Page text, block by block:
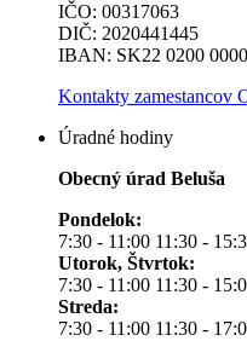
IČO: 00317063
DIČ: 2020441445
IBAN: SK22 0200
Kontakty zamestancov
Úradné hodiny
Obecný úrad Beluša
Pondelok:
7:30 - 11:00 11:30 -
Utorok, Štvrtok:
7:30 - 11:00 11:30 -
Streda:
7:30 - 11:00 11:30 -